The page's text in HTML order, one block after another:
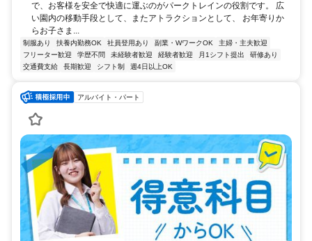
で、お客様を安全で快適に運ぶのがパークトレインの役割です。 広
い園内の移動手段として、またアトラクションとして、 お年寄りか
らお子さま...
制服あり 扶養内勤務OK 社員登用あり 副業・WワークOK
主婦・主夫歓迎
フリーター歓迎
学歴不問 未経験者歓迎 経験者歓迎 月1シフト提出
研修あり
交通費支給
長期歓迎 シフト制 週4日以上OK
アルバイト・パート